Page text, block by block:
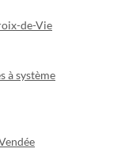
de-Vie
à système